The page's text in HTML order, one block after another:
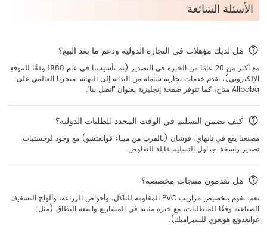
الأسئلة الشائعة
هل لديك مؤهلات في التجارة الدولية ودعم ما بعد البيع؟
مع أكثر من 20 عامًا من الخبرة في التصدير (تم تأسيسنا في عام 1988 وفقًا للموقع
الإلكتروني)، نقدم خدمات تجارية شاملة من البداية إلى النهاية. متجرنا العالمي على
Alibaba متاح، كما تتوفر صفحة إنجليزية بعنوان "اتصل بنا".
كيف تضمن التسليم في الوقت المحدد للطلبات الدولية؟
مصنعنا يقع في نانهاي، فوشان (بالقرب من ميناء قوانغتشو) مع وجود لوجستيات
تصدير راسخة. جداول التسليم قابلة للتفاوض.
هل تقدمون منتجات مخصصة؟
نعم. نقوم بتخصيص مزاريب PVC المقاومة للتآكل، وأحواض الزراعة، وألواح التسقيف
الصناعية وفقًا للمتطلبات، مع خبرة مثبتة في المشاريع واسعة النطاق (مثل:
غوانغدونغ هونغوي للسيراميك).